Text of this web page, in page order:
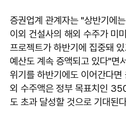
증권업계 관계자는 "상반기에
이외 건설사의 해외 수주가 미
프로젝트가 하반기에 집중돼
예산도 계속 증액되고 있다"면
위기를 하반기에도 이어간다면
외 수주액은 정부 목표치인
도 초과 달성할 것으로 기대된